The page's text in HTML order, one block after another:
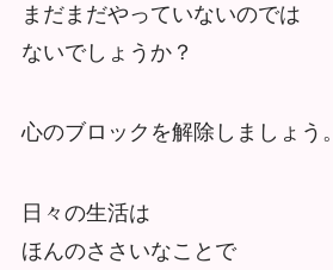
まだまだやっていないのでは
ないでしょうか？
心のブロックを解除しましょう。
日々の生活は
ほんのささいなことで